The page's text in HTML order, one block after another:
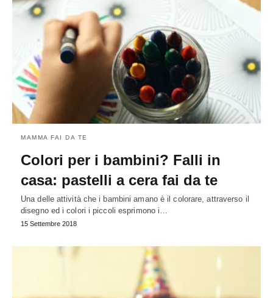
MAMMA FAI DA TE
Colori per i bambini? Falli in
casa: pastelli a cera fai da te
Una delle attività che i bambini amano è il colorare, attraverso il
disegno ed i colori i piccoli esprimono i…
15 Settembre 2018